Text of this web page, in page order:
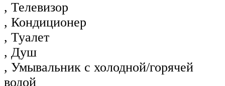
, Телевизор
, Кондиционер
, Туалет
, Душ
, Умывальник с холодной/горячей
водой